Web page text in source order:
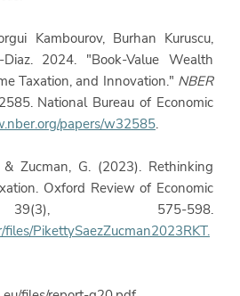
Kambourov, Burhan Kuruscu,
2024. "Book-Value Wealth
Taxation, and Innovation." NBER
National Bureau of Economic
papers/w32585.
& Zucman, G. (2023). Rethinking
Oxford Review of Economic
PikettySaezZucman2023RKT.